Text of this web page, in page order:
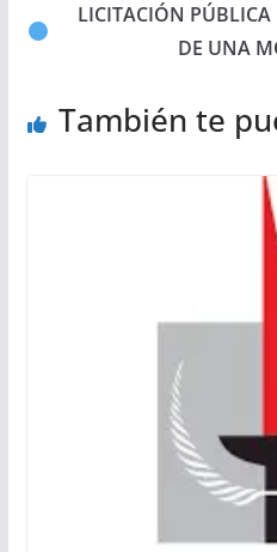
LICITACIÓN
DE UNA
También te